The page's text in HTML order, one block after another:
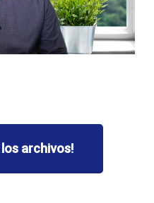
archivos!